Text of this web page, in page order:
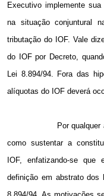
Executivo implemente
na situação conjuntural
tributação do IOF. Vale
do IOF por Decreto,
Lei 8.894/94. Fora das
alíquotas do IOF deverá
Por
como sustentar a
IOF, enfatizando-se
definição em abstrato